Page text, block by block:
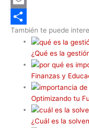
p
p
o
o
e
k
e
d
d
n
E
m
C
También te puede
¿Qué es la
Finanzas y
Optimizando tu
¿Cuál es la